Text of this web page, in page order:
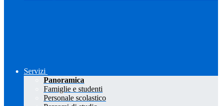
Servizi
Panoramica
Famiglie e studenti
Personale scolastico